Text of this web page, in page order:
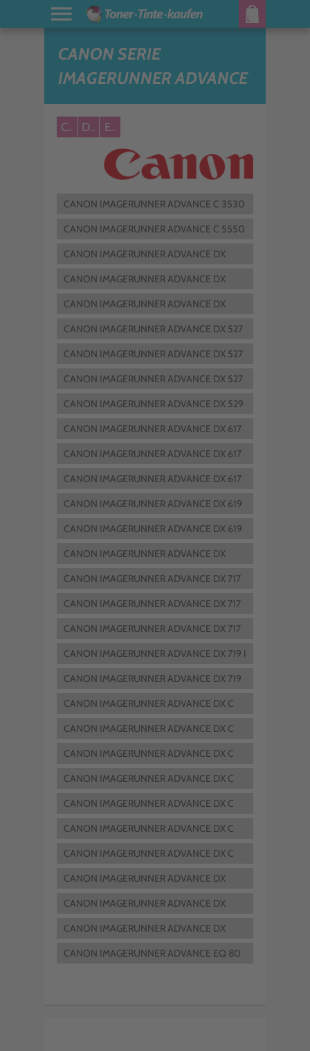
CANON SERIE
IMAGERUNNER ADVANCE
C.. D.. E..
CANON IMAGERUNNER ADVANCE C 3530
F III-RG
CANON IMAGERUNNER ADVANCE C 5550
F III-RG
CANON IMAGERUNNER ADVANCE DX
4925 I
CANON IMAGERUNNER ADVANCE DX
4935 I
CANON IMAGERUNNER ADVANCE DX
4945 I
CANON IMAGERUNNER ADVANCE DX 527
IF
CANON IMAGERUNNER ADVANCE DX 527
IFZ
CANON IMAGERUNNER ADVANCE DX 527
IFZ II
CANON IMAGERUNNER ADVANCE DX 529
ICANON IMAGERUNNER ADVANCE DX 617
IF
CANON IMAGERUNNER ADVANCE DX 617
IFZ
CANON IMAGERUNNER ADVANCE DX 617
IFZ II
CANON IMAGERUNNER ADVANCE DX 619
ICANON IMAGERUNNER ADVANCE DX 619
IZ
CANON IMAGERUNNER ADVANCE DX
6980 I
CANON IMAGERUNNER ADVANCE DX 717
IF
CANON IMAGERUNNER ADVANCE DX 717
IFZ
CANON IMAGERUNNER ADVANCE DX 717
IFZ II
CANON IMAGERUNNER ADVANCE DX 719 I
CANON IMAGERUNNER ADVANCE DX 719
IZ
CANON IMAGERUNNER ADVANCE DX C
259 IZ
CANON IMAGERUNNER ADVANCE DX C
3922 I
CANON IMAGERUNNER ADVANCE DX C
3926 I
CANON IMAGERUNNER ADVANCE DX C
3930 I
CANON IMAGERUNNER ADVANCE DX C
3935 I
CANON IMAGERUNNER ADVANCE DX C
5840 I RM
CANON IMAGERUNNER ADVANCE DX C
5860 I RM
CANON IMAGERUNNER ADVANCE DX
C259I
CANON IMAGERUNNER ADVANCE DX
C359P
CANON IMAGERUNNER ADVANCE DX
C359I
CANON IMAGERUNNER ADVANCE EQ 80